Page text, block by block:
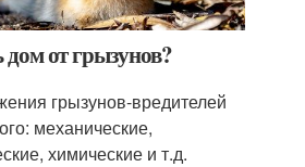
от грызунов?
грызунов-вредителей
механические,
химические и т.д.